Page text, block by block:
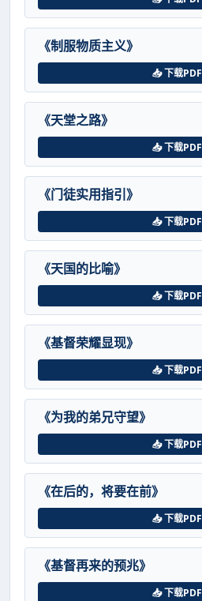
《制服物质主义》
📥 下载PDF
《天堂之路》
📥 下载PDF
《门徒实用指引》
📥 下载PDF
《天国的比喻》
📥 下载PDF
《基督荣耀显现》
📥 下载PDF
《为我的弟兄守望》
📥 下载PDF
《在后的，将要在前》
📥 下载PDF
《基督再来的预兆》
📥 下载PDF